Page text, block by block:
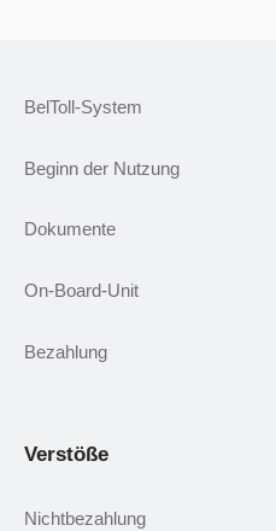
BelToll-System
Beginn der Nutzung
Dokumente
On-Board-Unit
Bezahlung
Verstöße
Nichtbezahlung